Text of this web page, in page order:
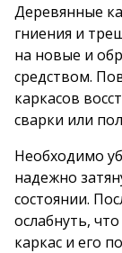
Деревянные
гниения и
на новые и
средством.
каркасов
сварки или
Необходимо
надежно
состоянии.
ослабнуть,
каркас и его